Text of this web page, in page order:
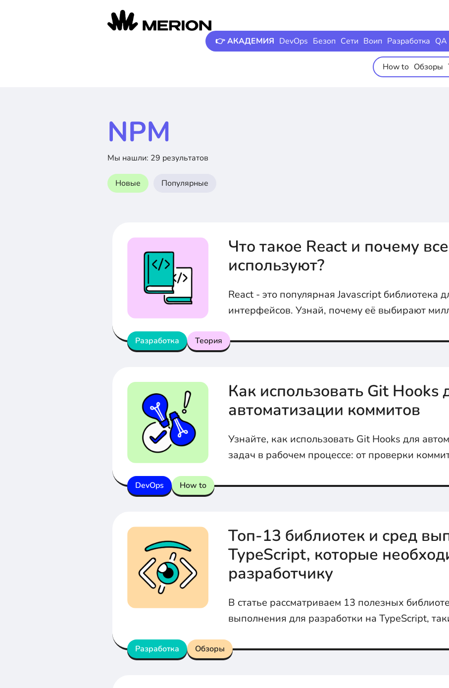
👉 АКАДЕМИЯ DevOps Безоп Сети Воип Разработка QA
How to Обзоры
NPM
Мы нашли: 29 результатов
Новые Популярные
Разработка Теория
Что такое React и почему
используют?
React - это популярная Javascript библиотека
интерфейсов. Узнай, почему её выбирают
DevOps How to
Как использовать Git Hooks
автоматизации коммитов
Узнайте, как использовать Git Hooks для
задач в рабочем процессе: от проверки
совместной работы в команде.
Разработка Обзоры
Топ-13 библиотек и сред
TypeScript, которые
разработчику
В статье рассматриваем 13 полезных
выполнения для разработки на TypeScript,